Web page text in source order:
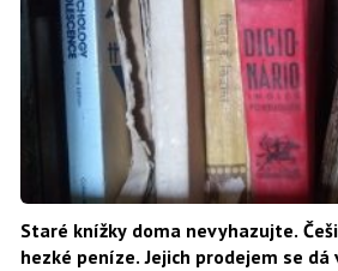
Staré knížky doma nevyhazujte.
hezké peníze. Jejich prodejem se